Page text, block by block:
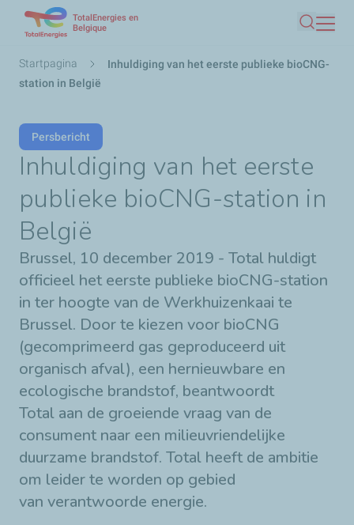
naar
TotalEnergies en
Belgique
Zoeken
Kruimelpad
Startpagina
Inhuldiging van het eerste publieke bioCNG-
station in België
Persbericht
Inhuldiging van het eerste
publieke bioCNG-station in
België
Brussel, 10 december 2019 - Total huldigt
officieel het eerste publieke bioCNG-station
in ter hoogte van de Werkhuizenkaai te
Brussel. Door te kiezen voor bioCNG
(gecomprimeerd gas geproduceerd uit
organisch afval), een hernieuwbare en
ecologische brandstof, beantwoordt
Total aan de groeiende vraag van de
consument naar een milieuvriendelijke
duurzame brandstof. Total heeft de ambitie
om leider te worden op gebied
van verantwoorde energie.